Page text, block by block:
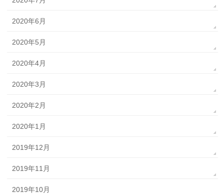
2020年6月
2020年5月
2020年4月
2020年3月
2020年2月
2020年1月
2019年12月
2019年11月
2019年10月